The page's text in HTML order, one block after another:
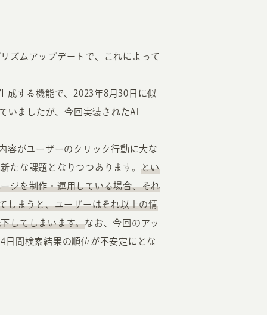
ズムアップデートで、これによって
成する機能で、2023年8月30日に似
いましたが、今回実装されたAI
容がユーザーのクリック行動に大な
たな課題となりつつあります。 とい
ジを制作・運用している場合、それ
しまうと、ユーザーはそれ以上の情
してしまいます。なお、今回のアッ
日間検索結果の順位が不安定にとな